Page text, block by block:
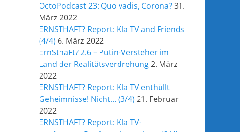
OctoPodcast 23: Quo vadis, Corona?31.
März 2022
ERNSTHAFT? Report: Kla TV and Friends
(4/4) 6. März 2022
ErnSthaFt? 2.6 – Putin-Versteher im
Land der Realitätsverdrehung2. März
2022
ERNSTHAFT? Report: Kla TV enthüllt
Geheimnisse! Nicht… (3/4) 21. Februar
2022
ERNSTHAFT? Report: Kla TV-